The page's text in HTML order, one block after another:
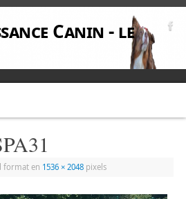
Canin - le
format en 1536 × 2048pixels